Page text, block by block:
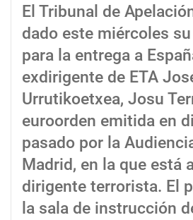
El Tribunal de
dado este miércoles
para la entrega a
exdirigente de ETA
Urrutikoetxea, Josu
euroorden emitida en
pasado por la
Madrid, en la que está
dirigente terrorista. El
la sala de instrucción